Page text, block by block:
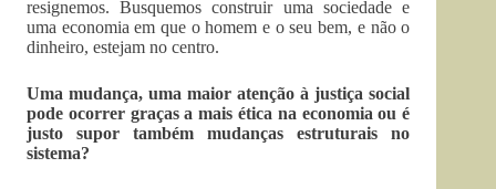
resignemos. Busquemos construir uma sociedade e
uma economia em que o homem e o seu bem, e não o
dinheiro, estejam no centro.
Uma mudança, uma maior atenção à justiça social
pode ocorrer graças a mais ética na economia ou é
justo supor também mudanças estruturais no
sistema?